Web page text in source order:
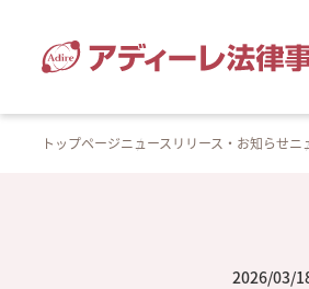
トップページニュースリリース・お知らせニ
2026/03/